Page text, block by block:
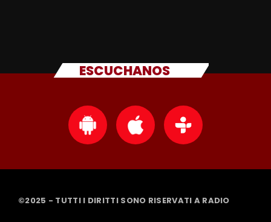
ESCUCHANOS
©2025 - TUTTI I DIRITTI SONO RISERVATI A RADIO